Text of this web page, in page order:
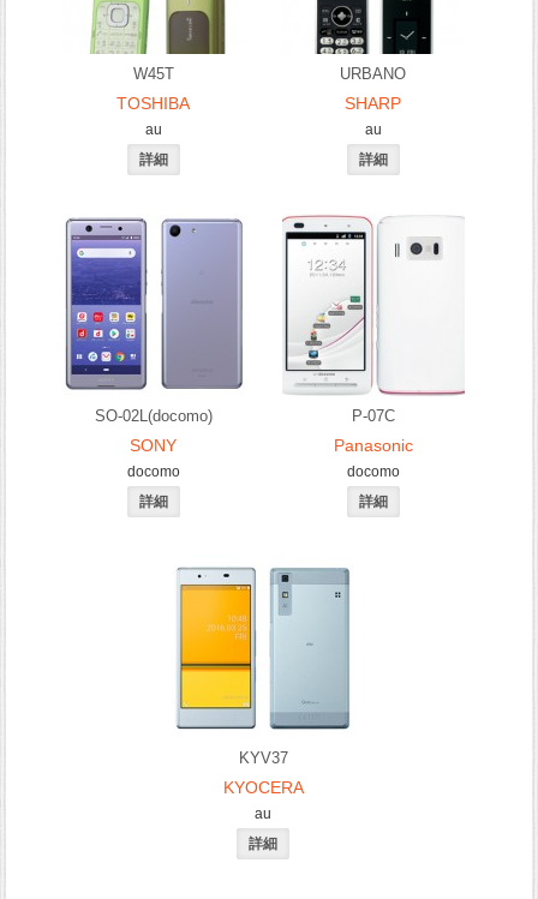
W45T
TOSHIBA
au
URBANO
SHARP
au
SO-02L(docomo)
SONY
docomo
P-07C
Panasonic
docomo
KYV37
KYOCERA
au